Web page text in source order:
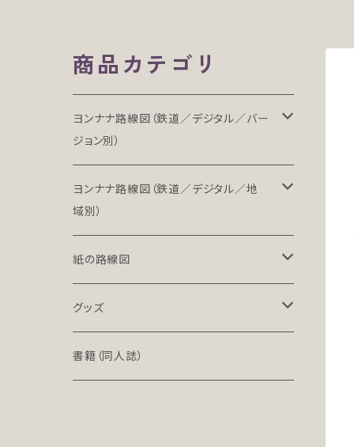
商品カテゴリ
ヨンナナ路線図（鉄道／デジタル／バー
ジョン別）
LT（ライト）
LT-NC（ライト／ノンクレジット版）
PRO（プロ）
PRO-NC（プロ／ノンクレジット版）
ヨンナナ路線図（鉄道／デジタル／地
域別）
北海道・東北地方の鉄道（デジタル）
関東地方の鉄道（デジタル）
中部地方の鉄道（デジタル）
紙の路線図
鉄道路線図
高速道路案内図
グッズ
文具（クリアファイル）
書籍（同人誌）